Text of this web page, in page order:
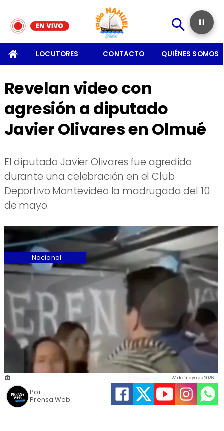
LOCUTORES CONTACTO QUIÉNES SOMOS
Revelan video con
agresión a diputado
Javier Olivares en Olmué
El diputado Javier Olivares fue agredido
durante una celebración en el Club
Deportivo Montevideo la madrugada del 10
de mayo.
Prensa Web
27 de mayo de 2026
Nacional
Por